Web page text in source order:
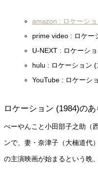
amazon : ロケーシ
prime video : ロケー
U-NEXT : ロケーシ
hulu : ロケーション
YouTube : ロケーシ
ロケーション (1984)のあ
べーやんこと小田部子之助（
ンで、妻・奈津子（大楠道代
の主演映画が始まるという晩